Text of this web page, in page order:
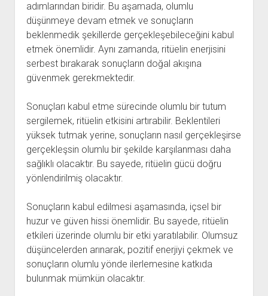
adımlarından biridir. Bu aşamada, olumlu
düşünmeye devam etmek ve sonuçların
beklenmedik şekillerde gerçekleşebileceğini kabul
etmek önemlidir. Aynı zamanda, ritüelin enerjisini
serbest bırakarak sonuçların doğal akışına
güvenmek gerekmektedir.
Sonuçları kabul etme sürecinde olumlu bir tutum
sergilemek, ritüelin etkisini artırabilir. Beklentileri
yüksek tutmak yerine, sonuçların nasıl gerçekleşirse
gerçekleşsin olumlu bir şekilde karşılanması daha
sağlıklı olacaktır. Bu sayede, ritüelin gücü doğru
yönlendirilmiş olacaktır.
Sonuçların kabul edilmesi aşamasında, içsel bir
huzur ve güven hissi önemlidir. Bu sayede, ritüelin
etkileri üzerinde olumlu bir etki yaratılabilir. Olumsuz
düşüncelerden arınarak, pozitif enerjiyi çekmek ve
sonuçların olumlu yönde ilerlemesine katkıda
bulunmak mümkün olacaktır.